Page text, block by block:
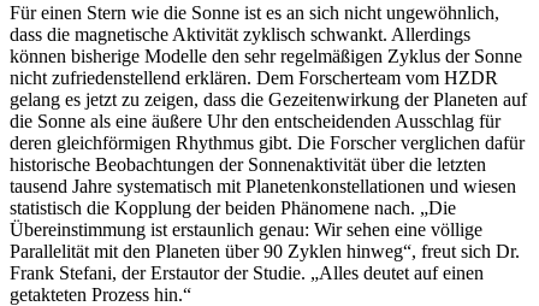
Für einen Stern wie die Sonne ist es an sich nicht ungewöhnlich,
dass die magnetische Aktivität zyklisch schwankt. Allerdings
können bisherige Modelle den sehr regelmäßigen Zyklus der Sonne
nicht zufriedenstellend erklären. Dem Forscherteam vom HZDR
gelang es jetzt zu zeigen, dass die Gezeitenwirkung der Planeten auf
die Sonne als eine äußere Uhr den entscheidenden Ausschlag für
deren gleichförmigen Rhythmus gibt. Die Forscher verglichen dafür
historische Beobachtungen der Sonnenaktivität über die letzten
tausend Jahre systematisch mit Planetenkonstellationen und wiesen
statistisch die Kopplung der beiden Phänomene nach. „Die
Übereinstimmung ist erstaunlich genau: Wir sehen eine völlige
Parallelität mit den Planeten über 90 Zyklen hinweg“, freut sich Dr.
Frank Stefani, der Erstautor der Studie. „Alles deutet auf einen
getakteten Prozess hin.“